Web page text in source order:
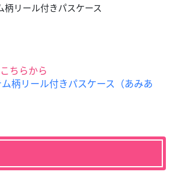
柄リール付きパスケース
ちらから
柄リール付きパスケース（あみあ